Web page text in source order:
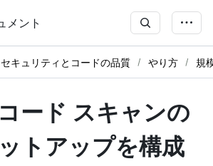
メント
セキュリティとコードの品質 やり方 規
ード スキャンの
トアップを構成